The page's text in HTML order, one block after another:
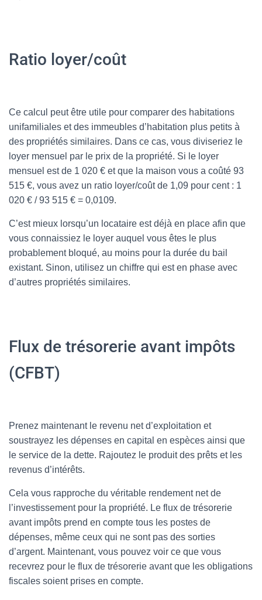
Ratio loyer/coût
Ce calcul peut être utile pour comparer des habitations
unifamiliales et des immeubles d’habitation plus petits à
des propriétés similaires. Dans ce cas, vous diviseriez le
loyer mensuel par le prix de la propriété. Si le loyer
mensuel est de 1 020 € et que la maison vous a coûté 93
515 €, vous avez un ratio loyer/coût de 1,09 pour cent : 1
020 € / 93 515 € = 0,0109.
C’est mieux lorsqu’un locataire est déjà en place afin que
vous connaissiez le loyer auquel vous êtes le plus
probablement bloqué, au moins pour la durée du bail
existant. Sinon, utilisez un chiffre qui est en phase avec
d’autres propriétés similaires.
Flux de trésorerie avant impôts
(CFBT)
Prenez maintenant le revenu net d’exploitation et
soustrayez les dépenses en capital en espèces ainsi que
le service de la dette. Rajoutez le produit des prêts et les
revenus d’intérêts.
Cela vous rapproche du véritable rendement net de
l’investissement pour la propriété. Le flux de trésorerie
avant impôts prend en compte tous les postes de
dépenses, même ceux qui ne sont pas des sorties
d’argent. Maintenant, vous pouvez voir ce que vous
recevrez pour le flux de trésorerie avant que les obligations
fiscales soient prises en compte.